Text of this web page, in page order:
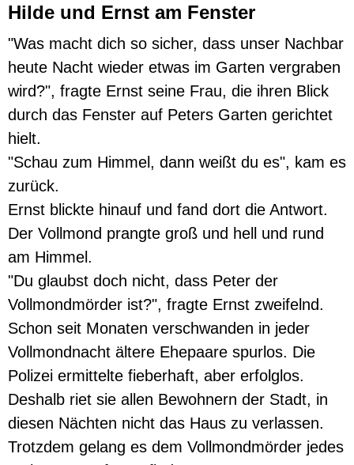
Hilde und Ernst am Fenster
"Was macht dich so sicher, dass unser Nachbar
heute Nacht wieder etwas im Garten vergraben
wird?", fragte Ernst seine Frau, die ihren Blick
durch das Fenster auf Peters Garten gerichtet
hielt.
"Schau zum Himmel, dann weißt du es", kam es
zurück.
Ernst blickte hinauf und fand dort die Antwort.
Der Vollmond prangte groß und hell und rund
am Himmel.
"Du glaubst doch nicht, dass Peter der
Vollmondmörder ist?", fragte Ernst zweifelnd.
Schon seit Monaten verschwanden in jeder
Vollmondnacht ältere Ehepaare spurlos. Die
Polizei ermittelte fieberhaft, aber erfolglos.
Deshalb riet sie allen Bewohnern der Stadt, in
diesen Nächten nicht das Haus zu verlassen.
Trotzdem gelang es dem Vollmondmörder jedes